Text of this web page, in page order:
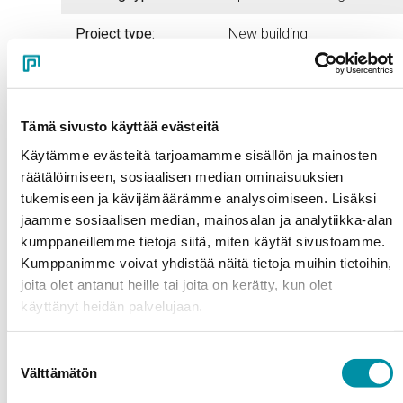
Tämä sivusto käyttää evästeitä
Käytämme evästeitä tarjoamamme sisällön ja mainosten
räätälöimiseen, sosiaalisen median ominaisuuksien
tukemiseen ja kävijämäärämme analysoimiseen. Lisäksi
jaamme sosiaalisen median, mainosalan ja analytiikka-alan
kumppaneillemme tietoja siitä, miten käytät sivustoamme.
Kumppanimme voivat yhdistää näitä tietoja muihin tietoihin,
joita olet antanut heille tai joita on kerätty, kun olet
käyttänyt heidän palvelujaan.
valinta
Välttämätön
Project type: New building
Arkitekt & Design, Kalmar
construction:
Building contractor: Multibygg
Metal builder:
Ostkustens Glas &
Montage